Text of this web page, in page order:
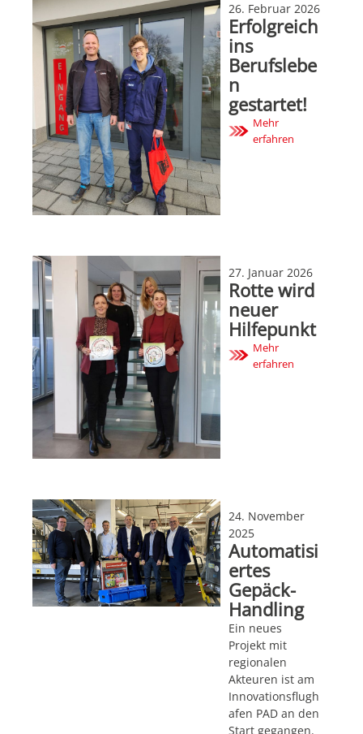
26. Februar 2026
Erfolgreich
ins
Berufslebe
n
gestartet!
Mehr
erfahren
27. Januar 2026
Rotte wird
neuer
Hilfepunkt
Mehr
erfahren
24. November
2025
Automatisi
ertes
Gepäck-
Handling
Ein neues
Projekt mit
regionalen
Akteuren ist am
Innovationsflugh
afen PAD an den
Start gegangen.